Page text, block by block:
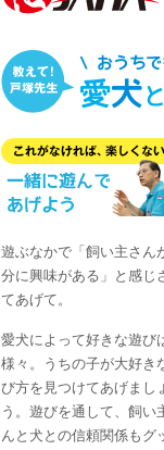
遊ぶなかで「飼い主さん
分に興味がある」と感じ
てあげて。
愛犬によって好きな遊び
様々。うちの子が大好き
び方を見つけてあげまし
う。遊びを通して、飼い
んと犬との信頼関係もグ